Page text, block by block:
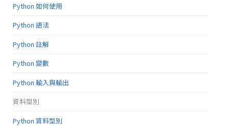
Python 如何使用
Python 語法
Python 註解
Python 變數
Python 輸入與輸出
資料型別
Python 資料型別